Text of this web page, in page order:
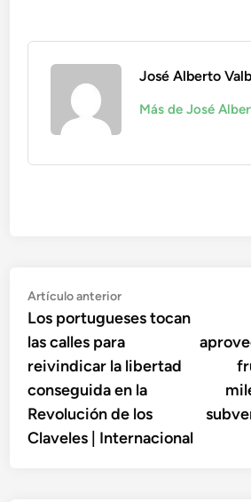
José Alberto
Más de José
Navegación
de
entradas
Artículo anteriorArtículo
anterior:
Los portugueses tocan
las calles para
reivindicar la libertad
conseguida en la
Revolución de los
Claveles | Internacional